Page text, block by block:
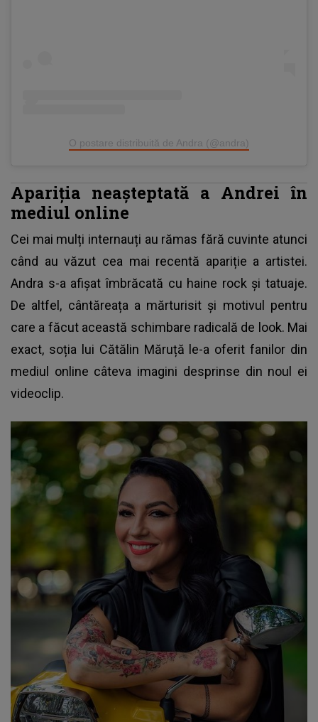
O postare distribuită de Andra (@andra)
Apariția neașteptată a Andrei în
mediul online
Cei mai mulți internauți au rămas fără cuvinte atunci
când au văzut cea mai recentă apariție a artistei.
Andra s-a afișat îmbrăcată cu haine rock și tatuaje.
De altfel, cântăreața a mărturisit și motivul pentru
care a făcut această schimbare radicală de look. Mai
exact, soția lui Cătălin Măruță le-a oferit fanilor din
mediul online câteva imagini desprinse din noul ei
videoclip.